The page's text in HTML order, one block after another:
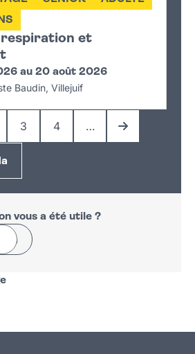
respiration et
au 20 août 2026
Baudin, Villejuif
Page
3
Page
4 …
Page suivante
vous a été utile ?
Non
Whatsapp
par courriel